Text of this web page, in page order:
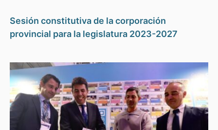
Sesión constitutiva de la corporación
provincial para la legislatura 2023-2027